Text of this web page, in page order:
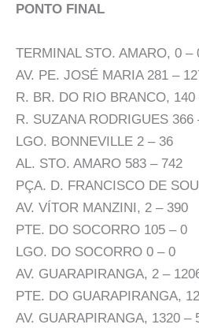
PONTO FINAL
TERMINAL STO. AMARO, 0 –
AV. PE. JOSÉ MARIA 281 –
R. BR. DO RIO BRANCO, 140
R. SUZANA RODRIGUES 366
LGO. BONNEVILLE 2 – 36
AL. STO. AMARO 583 – 742
PÇA. D. FRANCISCO DE
AV. VÍTOR MANZINI, 2 – 390
PTE. DO SOCORRO 105 – 0
LGO. DO SOCORRO 0 – 0
AV. GUARAPIRANGA, 2 –
PTE. DO GUARAPIRANGA,
AV. GUARAPIRANGA, 1320 –